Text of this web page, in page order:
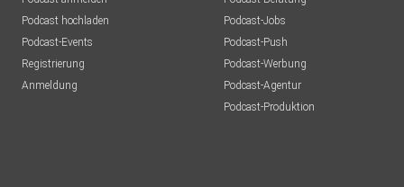
Podcast hochladen
Podcast-Events
Registrierung
Anmeldung
Podcast-Jobs
Podcast-Push
Podcast-Werbung
Podcast-Agentur
Podcast-Produktion